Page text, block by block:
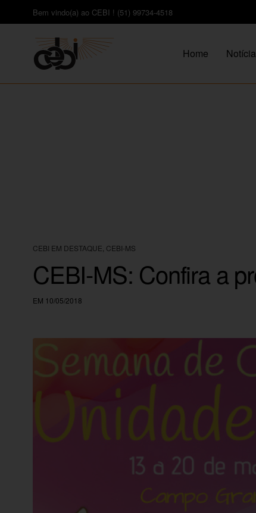
Bem vindo(a) ao CEBI ! (51) 99734-4518
Home
CEBI EM DESTAQUE CEBI-MS
CEBI-MS: Confira a
EM 10/05/2018